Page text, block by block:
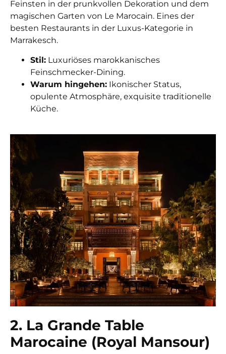
Feinsten in der prunkvollen Dekoration und dem
magischen Garten von Le Marocain. Eines der
besten Restaurants in der Luxus-Kategorie in
Marrakesch.
Stil: Luxuriöses marokkanisches
Feinschmecker-Dining.
Warum hingehen: Ikonischer Status,
opulente Atmosphäre, exquisite traditionelle
Küche.
2. La Grande Table
Marocaine (Royal Mansour)